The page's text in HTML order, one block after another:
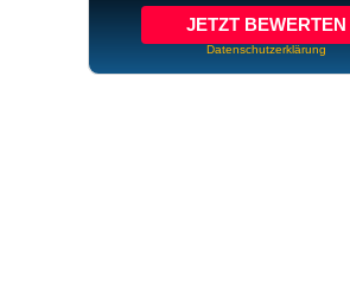
JETZT BEWERTEN
Datenschutzerklärung